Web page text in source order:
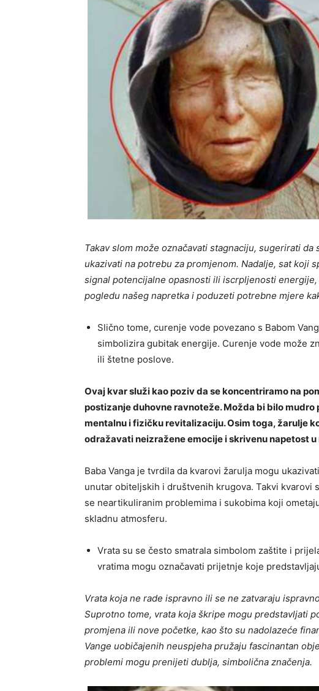
Takav slom može označavati stagnaciju, sugerirati
ukazivati ​​na potrebu za promjenom. Nadalje, sat koji
signal potencijalne opasnosti ili iscrpljenosti
pogledu našeg napretka i poduzeti potrebne mjere
Slično tome, curenje vode povezano s Babom
simbolizira gubitak energije. Curenje vode može
ili štetne poslove.
Ovaj kvar služi kao poziv da se koncentriramo na
postizanje duhovne ravnoteže. Možda bi bilo
mentalnu i fizičku revitalizaciju. Osim toga, žarulje
odražavati neizražene emocije i skrivenu napetost
Baba Vanga je tvrdila da kvarovi žarulja mogu
unutar obiteljskih i društvenih krugova. Takvi kvarovi
se neartikuliranim problemima i sukobima koji
skladnu atmosferu.
Vrata su se često smatrala simbolom zaštite i
vratima mogu označavati prijetnje koje
Vrata koja ne rade ispravno ili se ne zatvaraju
Suprotno tome, vrata koja škripe mogu predstavljati
promjena ili nove početke, kao što su nadolazeće
Vange uobičajenih neuspjeha pružaju fascinantan
problemi mogu prenijeti dublja, simbolična značenja.